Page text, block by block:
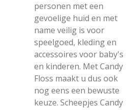
personen met een
gevoelige huid en met
name veilig is voor
speelgoed, kleding en
accessoires voor baby's
en kinderen. Met Candy
Floss maakt u dus ook
nog eens een bewuste
keuze. Scheepjes Candy